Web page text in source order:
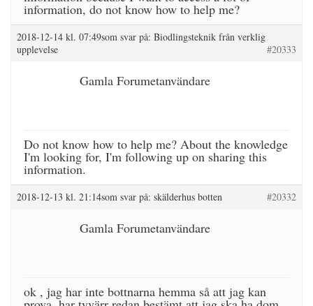
information, do not know how to help me?
2018-12-14 kl. 07:49som svar på: Biodlingsteknik från verklig
upplevelse
#20333
Gamla Forumetanvändare
Do not know how to help me? About the knowledge
I'm looking for, I'm following up on sharing this
information.
2018-12-13 kl. 21:14som svar på: skälderhus botten #20332
Gamla Forumetanvändare
ok , jag har inte bottnarna hemma så att jag kan